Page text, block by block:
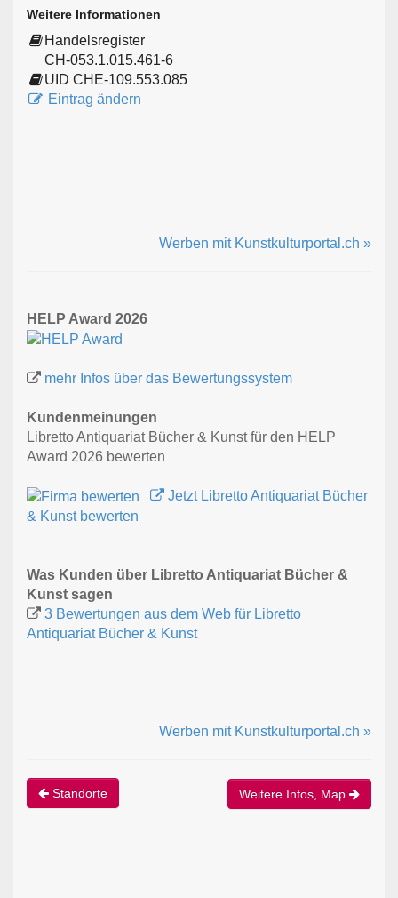
Weitere Informationen
Handelsregister
CH-053.1.015.461-6
UID CHE-109.553.085
Eintrag ändern
Werben mit Kunstkulturportal.ch »
HELP Award 2026
mehr Infos über das Bewertungssystem
Kundenmeinungen
Libretto Antiquariat Bücher & Kunst für den HELP
Award 2026 bewerten
Jetzt Libretto Antiquariat Bücher
& Kunst bewerten
Was Kunden über Libretto Antiquariat Bücher &
Kunst sagen
3 Bewertungen aus dem Web für Libretto
Antiquariat Bücher & Kunst
Werben mit Kunstkulturportal.ch »
Standorte Weitere Infos, Map